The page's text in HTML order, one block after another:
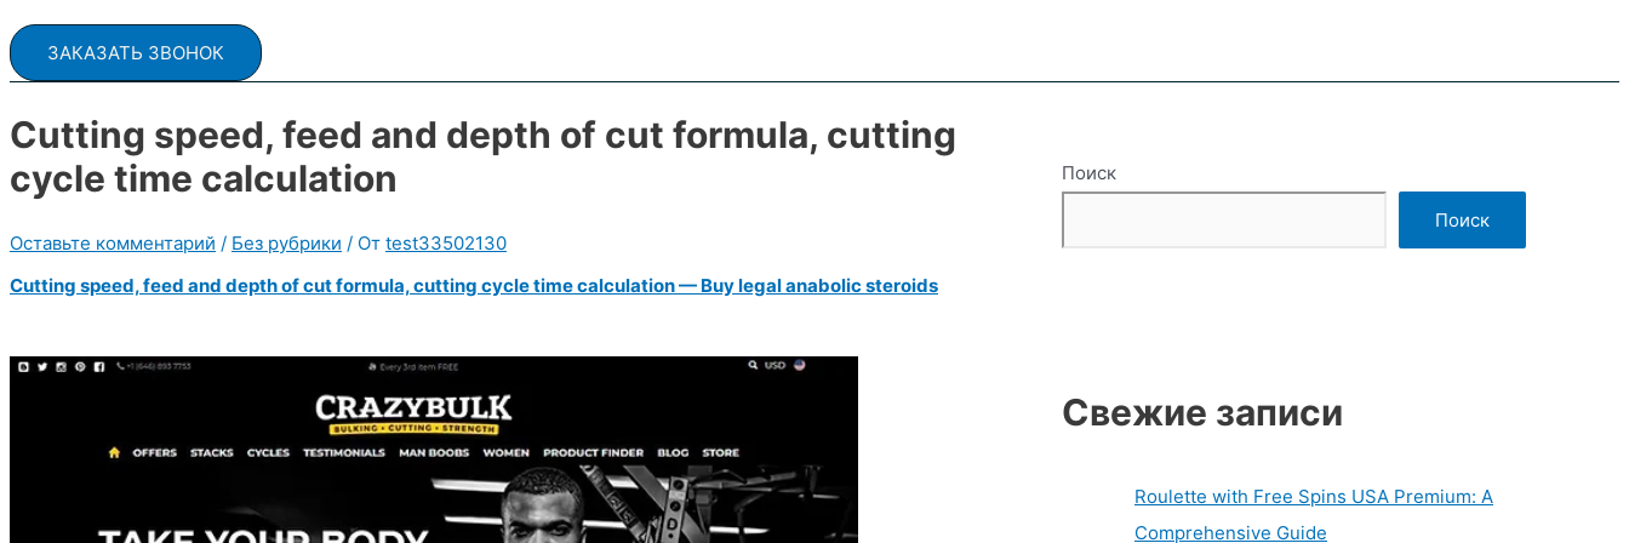
ЗАКАЗАТЬ ЗВОНОК
Cutting speed, feed and depth of cut formula, cutting
cycle time calculation
Оставьте комментарий / Без рубрики / От test33502130
Cutting speed, feed and depth of cut formula, cutting cycle time calculation — Buy legal anabolic steroids
Поиск
Поиск
Свежие записи
Roulette with Free Spins USA Premium: A
Comprehensive Guide